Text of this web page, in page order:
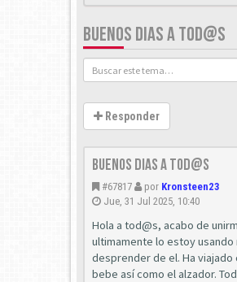
BUENOS DIAS A TOD@S
Responder
Buenos dias a tod@s
#67817 por Kronsteen23
Jue, 31 Jul 2025, 10:40
Hola a tod@s, acabo de
ultimamente lo estoy
desprender de el. Ha
bebe así como el alzador.